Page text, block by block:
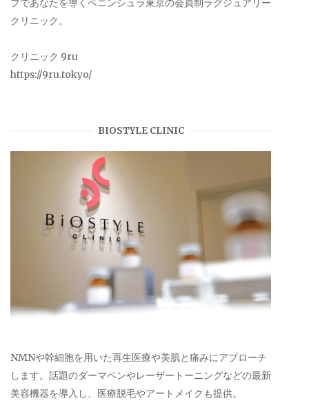
プであなたを導くペニンシュラ東京の会員制ラグジュアリー
クリニック。
クリニック 9ru
https://9ru.tokyo/
BIOSTYLE CLINIC
NMNや幹細胞を用いた再生医療や美肌と痛みにアプローチ
します。話題のダーマペンやレーザートーニングなどの最新
美容機器を導入し、医療脱毛やアートメイクも提供。